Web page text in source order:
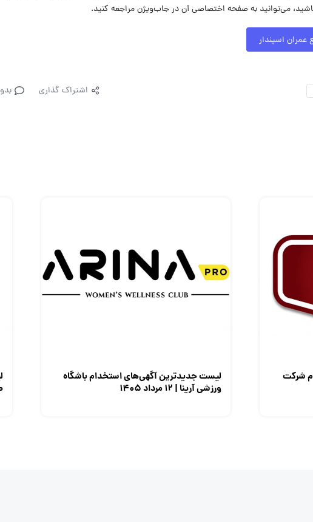
می‌توانید به صفحه اختصاصی آن در جاب‌ویژن مراجعه کنید.
اسپندار
اشتراک گذاری
شرکت
لیست جدیدترین آگهی‌های استخدام باشگاه
ورزشی آرینا | ۱۲ مرداد ۱۴۰۵